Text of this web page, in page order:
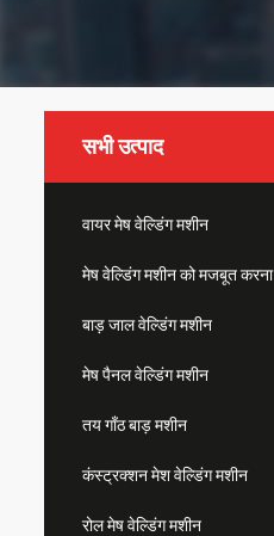
सभी उत्पाद
वायर मेष वेल्डिंग मशीन
मेष वेल्डिंग मशीन को मजबूत करना
बाड़ जाल वेल्डिंग मशीन
मेष पैनल वेल्डिंग मशीन
तय गाँठ बाड़ मशीन
कंस्ट्रक्शन मेश वेल्डिंग मशीन
रोल मेष वेल्डिंग मशीन